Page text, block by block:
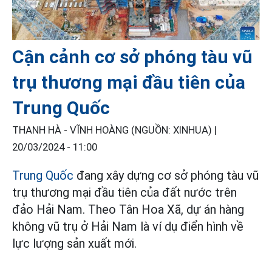
Cận cảnh cơ sở phóng tàu vũ
trụ thương mại đầu tiên của
Trung Quốc
THANH HÀ - VĨNH HOÀNG (NGUỒN: XINHUA) |
20/03/2024 - 11:00
Trung Quốc đang xây dựng cơ sở phóng tàu vũ
trụ thương mại đầu tiên của đất nước trên
đảo Hải Nam. Theo Tân Hoa Xã, dự án hàng
không vũ trụ ở Hải Nam là ví dụ điển hình về
lực lượng sản xuất mới.